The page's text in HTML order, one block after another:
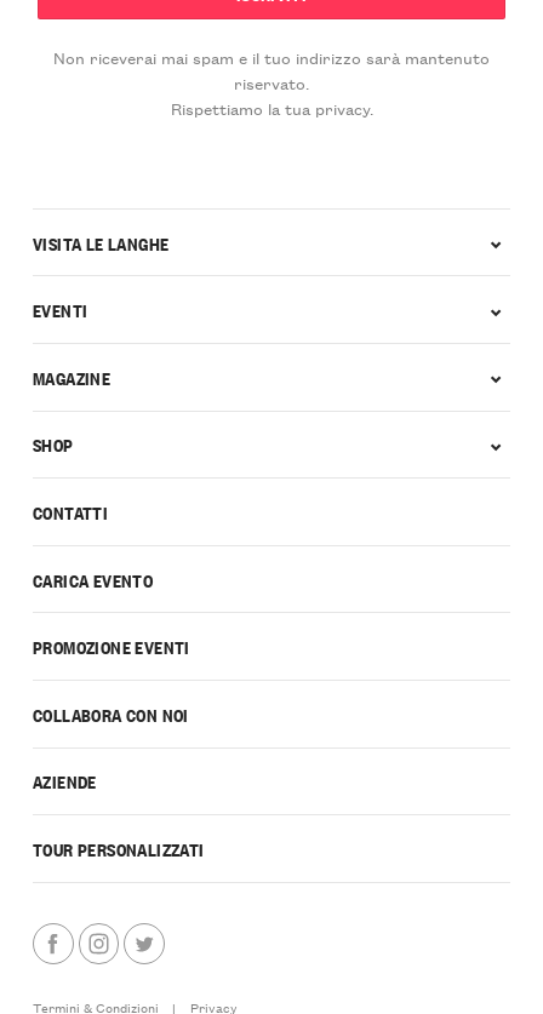
Non riceverai mai spam e il tuo indirizzo sarà mantenuto
riservato.
Rispettiamo la tua privacy.
CONTATTI
CARICA EVENTO
PROMOZIONE EVENTI
COLLABORA CON NOI
AZIENDE
TOUR PERSONALIZZATI
VISITA LE LANGHE
EVENTI
MAGAZINE
SHOP
Termini & Condizioni | Privacy